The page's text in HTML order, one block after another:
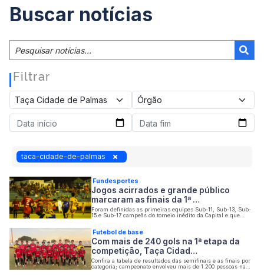
Buscar notícias
Filtrar
taca-cidade-de-palmas
Fundesportes
Jogos acirrados e grande público
marcaram as finais da 1ª …
Foram definidas as primeiras equipes Sub-11, Sub-13, Sub-
15 e Sub-17 campeãs do torneio inédito da Capital e que
Futebol de base
Com mais de 240 gols na 1ª etapa da
competição, Taça Cidad…
Confira a tabela de resultados das semifinais e as finais por
categoria; campeonato envolveu mais de 1.200 pessoas na